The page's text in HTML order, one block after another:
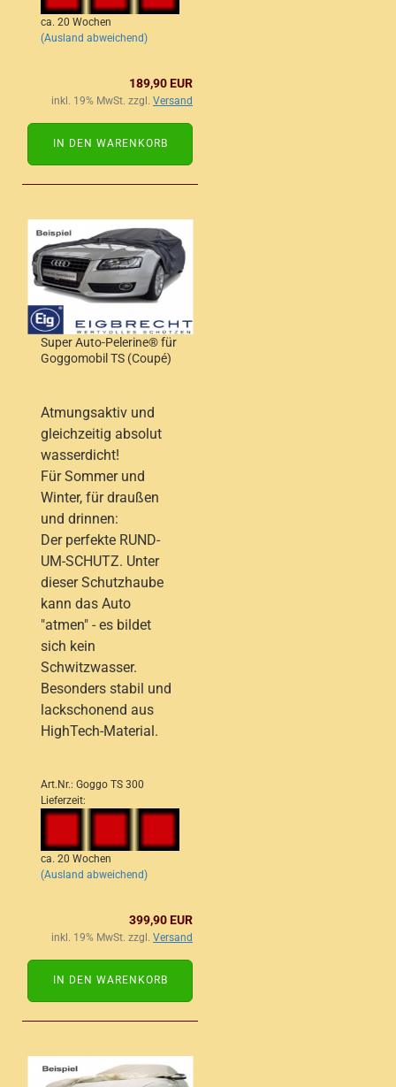
ca. 20 Wochen
(Ausland abweichend)
189,90 EUR
inkl. 19% MwSt. zzgl. Versand
IN DEN WARENKORB
Super Auto-Pelerine® für
Goggomobil TS (Coupé)
Atmungsaktiv und
gleichzeitig absolut
wasserdicht!
Für Sommer und
Winter, für draußen
und drinnen:
Der perfekte RUND-
UM-SCHUTZ. Unter
dieser Schutzhaube
kann das Auto
"atmen" - es bildet
sich kein
Schwitzwasser.
Besonders stabil und
lackschonend aus
HighTech-Material.
Art.Nr.: Goggo TS 300
Lieferzeit:
ca. 20 Wochen
(Ausland abweichend)
399,90 EUR
inkl. 19% MwSt. zzgl. Versand
IN DEN WARENKORB